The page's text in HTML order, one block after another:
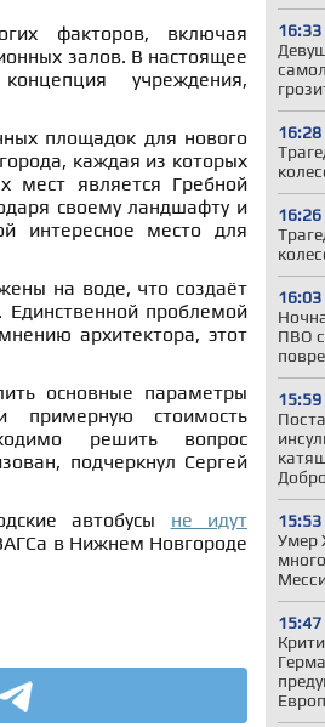
16:33
16:28
16:26
16:03
ПВО
15:59
15:53
Умер
15:47
факторов, включая
залов. В настоящее
учреждения,
площадок для нового
каждая из которых
мест является Гребной
своему ландшафту и
интересное место для
на воде, что создаёт
проблемой
архитектора, этот
основные параметры
примерную стоимость
решить вопрос
подчеркнул Сергей
автобусы не идут
в Нижнем Новгороде